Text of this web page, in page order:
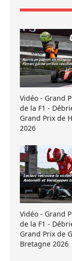
Vidéo - Grand
de la F1 -
Grand Prix de
2026
Vidéo - Grand
de la F1 -
Grand Prix de
Bretagne 2026